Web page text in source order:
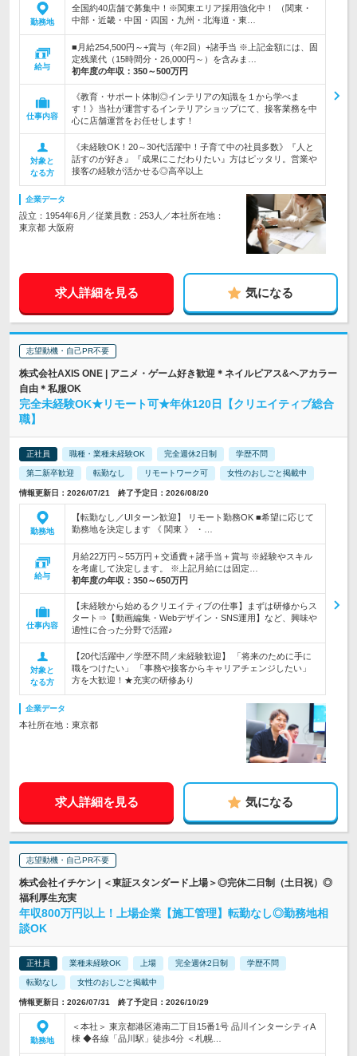
勤務地
全国約40店舗で募集中！※関東エリア採用強化中！ （関東・
中部・近畿・中国・四国・九州・北海道・東…
給与
■月給254,500円～+賞与（年2回）+諸手当 ※上記金額には、固
定残業代（15時間分・26,000円～）を含みま…
初年度の年収： 350～500万円
仕事内容
《教育・サポート体制◎インテリアの知識を１から学べま
す！》当社が運営するインテリアショップにて、接客業務を中
心に店舗運営をお任せします！
対象と
なる方
《未経験OK！20～30代活躍中！子育て中の社員多数》『人と
話すのが好き』『成果にこだわりたい』方はピッタリ。営業や
接客の経験が活かせる◎高卒以上
企業データ
設立：1954年6月／従業員数：253人／本社所在地：
東京都 大阪府
求人詳細を見る 気になる
志望動機・自己PR不要
株式会社AXIS ONE | アニメ・ゲーム好き歓迎＊ネイルピアス&ヘアカラー
自由＊私服OK
完全未経験OK★リモート可★年休120日【クリエイティブ総合
職】
正社員 職種・業種未経験OK 完全週休2日制 学歴不問
第二新卒歓迎 転勤なし リモートワーク可 女性のおしごと掲載中
情報更新日：2026/07/21 終了予定日：2026/08/20
勤務地
【転勤なし／UIターン歓迎】 リモート勤務OK ■希望に応じて
勤務地を決定します 《 関東 》 ・…
給与
月給22万円～55万円＋交通費＋諸手当＋賞与 ※経験やスキル
を考慮して決定します。 ※上記月給には固定…
初年度の年収： 350～650万円
仕事内容
【未経験から始めるクリエイティブの仕事】まずは研修からス
タート⇒【動画編集・Webデザイン・SNS運用】など、興味や
適性に合った分野で活躍♪
対象と
なる方
【20代活躍中／学歴不問／未経験歓迎】 「将来のために手に
職をつけたい」 「事務や接客からキャリアチェンジしたい」
方を大歓迎！★充実の研修あり
企業データ
本社所在地：東京都
求人詳細を見る 気になる
志望動機・自己PR不要
株式会社イチケン | ＜東証スタンダード上場＞◎完休二日制（土日祝）◎
福利厚生充実
年収800万円以上！上場企業【施工管理】転勤なし◎勤務地相
談OK
正社員 業種未経験OK 上場 完全週休2日制 学歴不問
転勤なし 女性のおしごと掲載中
情報更新日：2026/07/31 終了予定日：2026/10/29
勤務地
＜本社＞ 東京都港区港南二丁目15番1号 品川インターシティA
棟 ◆各線「品川駅」徒歩4分 ＜札幌…